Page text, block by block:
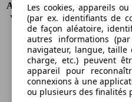
Accélération (0-100 km/h) 13.4s
Vitesse maximale (km/h) 164
Nombre de vitesses
6
Couple
290
Cylindrée
Carburant
Cylindres
4
Transmission
Les cookies, appareils
(par ex. identifiants de
de façon aléatoire,
autres informations
navigateur, langue, taille
charge, etc.) peuvent
appareil pour
connexions à une
ou plusieurs des finalités